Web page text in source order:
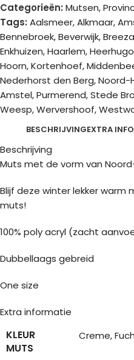
Categorieën: Mutsen,
Tags: Aalsmeer,Alkmaar,
Bennebroek,Beverwijk,
Enkhuizen,Haarlem,
Hoorn,Kortenhoef,
Nederhorst den Berg,Noord-
Amstel,Purmerend,Stede
Weesp,Wervershoof,
BESCHRIJVINGEXTRA
Beschrijving
Muts met de vorm van
Blijf deze winter lekker warm
muts!
100% poly acryl (zacht
Dubbellaags gebreid
One size
Extra informatie
KLEUR
MUTS
Creme,